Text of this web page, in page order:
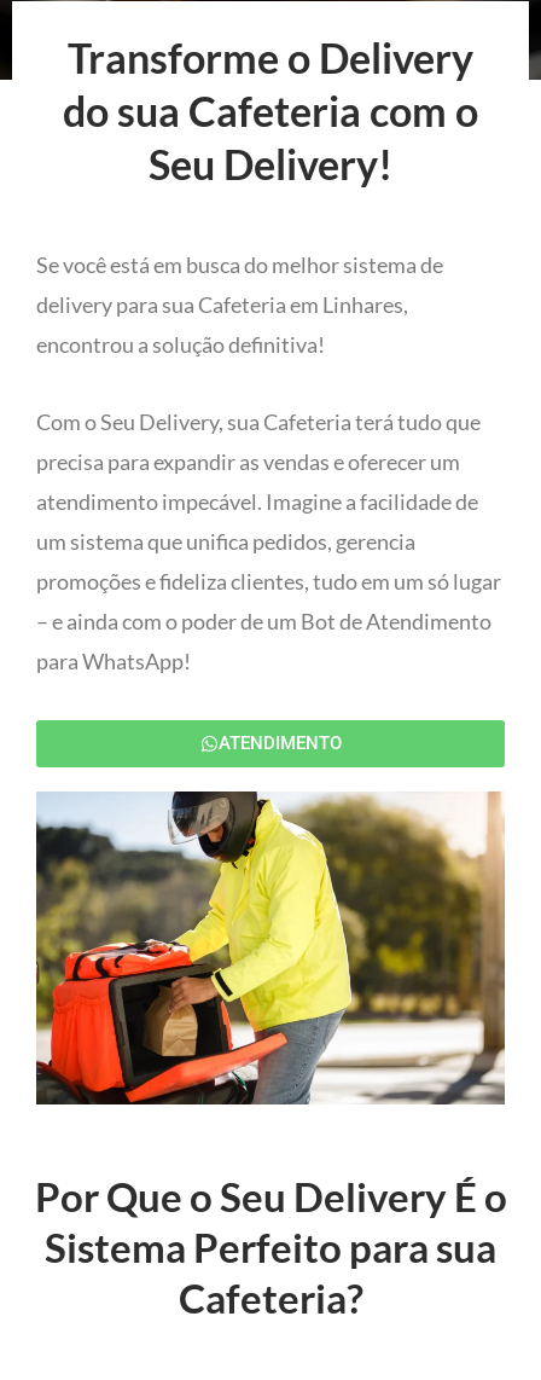
Transforme o Delivery
do sua Cafeteria com o
Seu Delivery!
Se você está em busca do melhor sistema de
delivery para sua Cafeteria em Linhares,
encontrou a solução definitiva!
Com o Seu Delivery, sua Cafeteria terá tudo que
precisa para expandir as vendas e oferecer um
atendimento impecável. Imagine a facilidade de
um sistema que unifica pedidos, gerencia
promoções e fideliza clientes, tudo em um só lugar
– e ainda com o poder de um Bot de Atendimento
para WhatsApp!
ATENDIMENTO
Por Que o Seu Delivery É o
Sistema Perfeito para sua
Cafeteria?